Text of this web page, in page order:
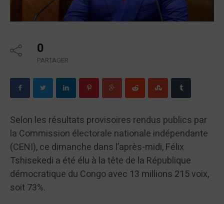
0
PARTAGER
Selon les résultats provisoires rendus publics par
la Commission électorale nationale indépendante
(CENI), ce dimanche dans l’après-midi, Félix
Tshisekedi a été élu à la tête de la République
démocratique du Congo avec 13 millions 215 voix,
soit 73%.